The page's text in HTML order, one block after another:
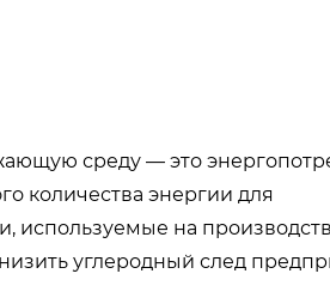
среду — это
количества энергии для
используемые на
углеродный след